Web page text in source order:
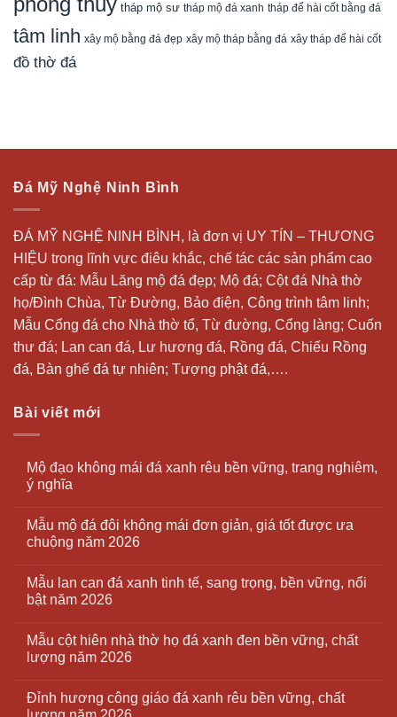
tháp mộ sư tháp mộ đá xanh tháp để hài cốt bằng đá
tâm linh xây mộ bằng đá đẹp xây mộ tháp bằng đá xây tháp để hài cốt
đồ thờ đá
Đá Mỹ Nghệ Ninh Bình
ĐÁ MỸ NGHỆ NINH BÌNH, là đơn vị UY TÍN – THƯƠNG
HIỆU trong lĩnh vực điêu khắc, chế tác các sản phẩm cao
cấp từ đá: Mẫu Lăng mộ đá đẹp; Mộ đá; Cột đá Nhà thờ
họ/Đình Chùa, Từ Đường, Bảo điện, Công trình tâm linh;
Mẫu Cổng đá cho Nhà thờ tổ, Từ đường, Cổng làng; Cuốn
thư đá; Lan can đá, Lư hương đá, Rồng đá, Chiếu Rồng
đá, Bàn ghế đá tự nhiên; Tượng phật đá,….
Bài viết mới
Mộ đạo không mái đá xanh rêu bền vững, trang nghiêm,
ý nghĩa
Mẫu mộ đá đôi không mái đơn giản, giá tốt được ưa
chuộng năm 2026
Mẫu lan can đá xanh tinh tế, sang trọng, bền vững, nổi
bật năm 2026
Mẫu cột hiên nhà thờ họ đá xanh đen bền vững, chất
lượng năm 2026
Đỉnh hương công giáo đá xanh rêu bền vững, chất